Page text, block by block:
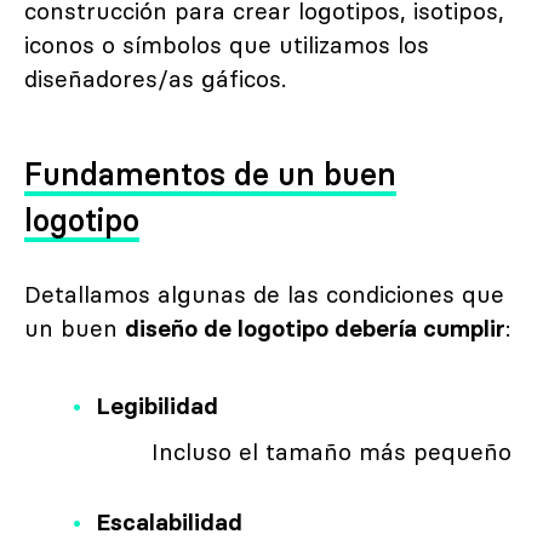
construcción para crear logotipos, isotipos,
iconos o símbolos que utilizamos los
diseñadores/as gáficos.
Fundamentos de un buen
logotipo
Detallamos algunas de las condiciones que
un buen diseño de logotipo debería cumplir:
Legibilidad
Incluso el tamaño más pequeño
Escalabilidad